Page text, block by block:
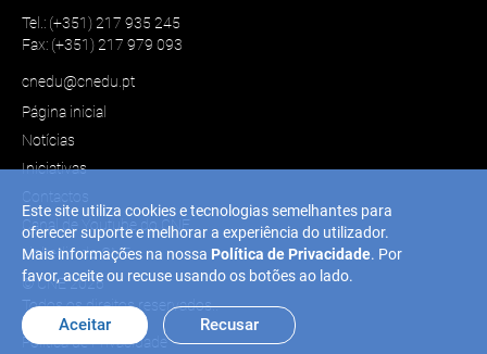
Tel.: (+351) 217 935 245
Fax: (+351) 217 979 093
cnedu@cnedu.pt
Página inicial
Notícias
Iniciativas
Contactos
Canal de Youtube do CNE
Linkedin do CNE
© CNE 2026
Todos os direitos reservados..
Política de Privacidade
Este site utiliza cookies e tecnologias semelhantes para
oferecer suporte e melhorar a experiência do utilizador.
Mais informações na nossa Política de Privacidade. Por
favor, aceite ou recuse usando os botões ao lado.
Aceitar Recusar